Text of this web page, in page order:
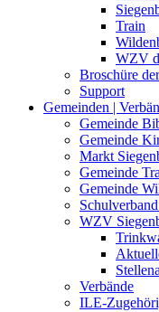
Train
WZV
Broschüre
Support
Gemeinden |
Gemeinde
Gemeinde
Markt
Gemeinde
Gemeinde
WZV
Verbände
ILE-